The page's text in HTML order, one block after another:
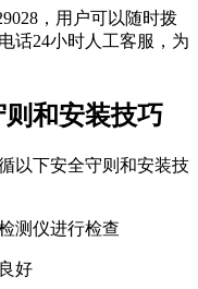
，用户可以随时拨
话24小时人工客服，为
和安装技巧
以下安全守则和安装技
测仪进行检查
好